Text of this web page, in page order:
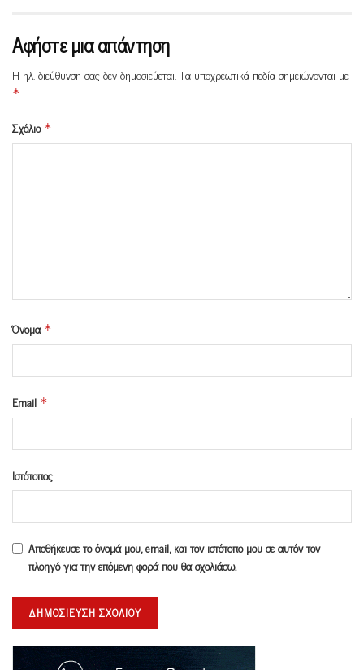
Αφήστε μια απάντηση
Η ηλ. διεύθυνση σας δεν δημοσιεύεται.Τα υποχρεωτικά πεδία σημειώνονται με
*
Σχόλιο *
Όνομα *
Email *
Ιστότοπος
Αποθήκευσε το όνομά μου, email, και τον ιστότοπο μου σε αυτόν τον
πλοηγό για την επόμενη φορά που θα σχολιάσω.